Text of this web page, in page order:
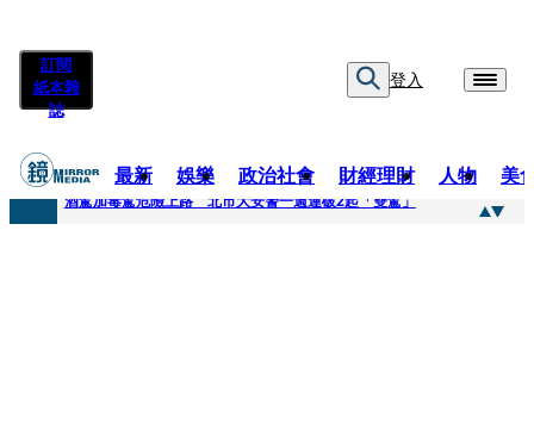
訂閱
紙本雜
誌
登入
最新 娛樂 政治社會 財經理財 人物 美
快訊
酒駕加毒駕危險上路 北市大安警一週連破2起「雙駕」